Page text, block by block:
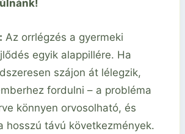
Az orrlégzés a gyermeki
egyik alappillére. Ha
szájon át lélegzik,
fordulni – a probléma
könnyen orvosolható, és
hosszú távú következmények.